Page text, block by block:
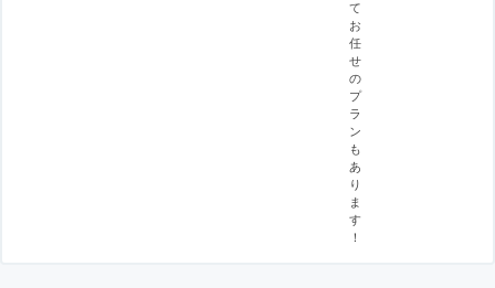
て
お
任
せ
の
プ
ラ
ン
も
あ
り
ま
す
！